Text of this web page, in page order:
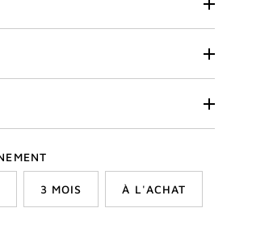
3 MOIS À L'ACHAT